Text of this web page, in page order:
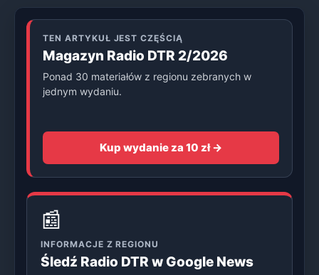
TEN ARTYKUŁ JEST CZĘŚCIĄ
Magazyn Radio DTR 2/2026
Ponad 30 materiałów z regionu zebranych w
jednym wydaniu.
Kup wydanie za 10 zł →
📰
INFORMACJE Z REGIONU
Śledź Radio DTR w Google News